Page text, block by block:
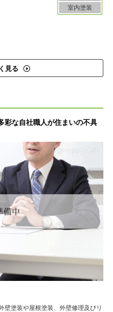
室内塗装
見る
彩な自社職人が住まいの不具
壁塗装や屋根塗装、外壁修理及びリ